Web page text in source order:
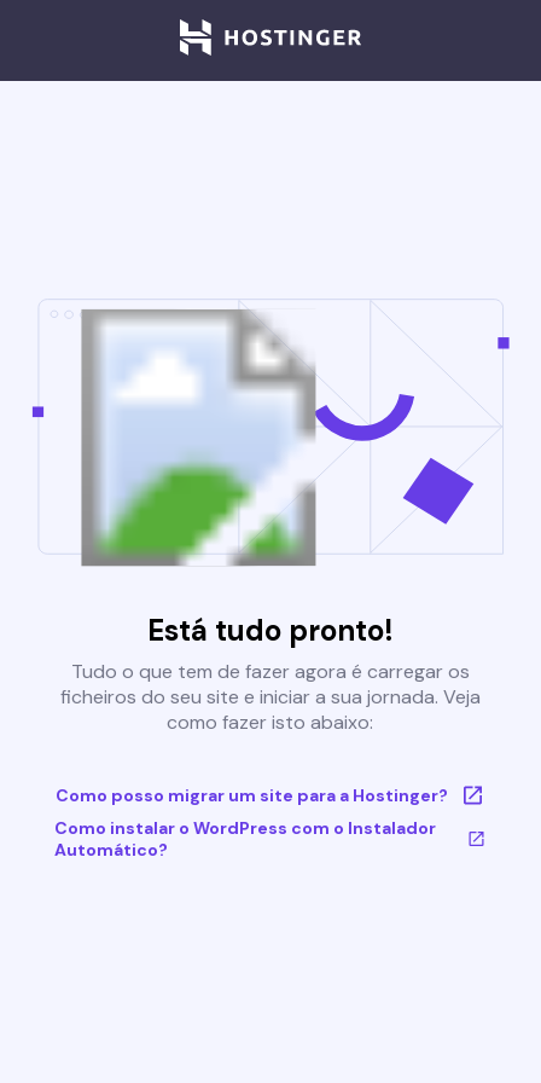
Está tudo pronto!
Tudo o que tem de fazer agora é carregar os
ficheiros do seu site e iniciar a sua jornada. Veja
como fazer isto abaixo:
Como posso migrar um site para a Hostinger?
Como instalar o WordPress com o Instalador
Automático?